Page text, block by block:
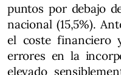
puntos por debajo
nacional (15,5%).
el coste financiero
errores en la
elevado